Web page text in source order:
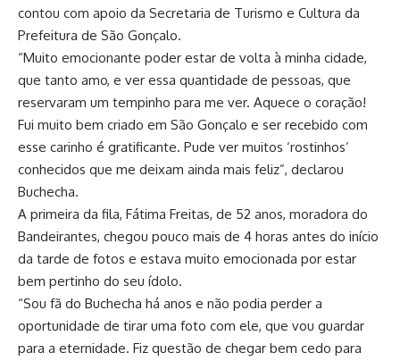
contou com apoio da Secretaria de Turismo e Cultura da
Prefeitura de São Gonçalo.
“Muito emocionante poder estar de volta à minha cidade,
que tanto amo, e ver essa quantidade de pessoas, que
reservaram um tempinho para me ver. Aquece o coração!
Fui muito bem criado em São Gonçalo e ser recebido com
esse carinho é gratificante. Pude ver muitos ‘rostinhos’
conhecidos que me deixam ainda mais feliz”, declarou
Buchecha.
A primeira da fila, Fátima Freitas, de 52 anos, moradora do
Bandeirantes, chegou pouco mais de 4 horas antes do início
da tarde de fotos e estava muito emocionada por estar
bem pertinho do seu ídolo.
“Sou fã do Buchecha há anos e não podia perder a
oportunidade de tirar uma foto com ele, que vou guardar
para a eternidade. Fiz questão de chegar bem cedo para